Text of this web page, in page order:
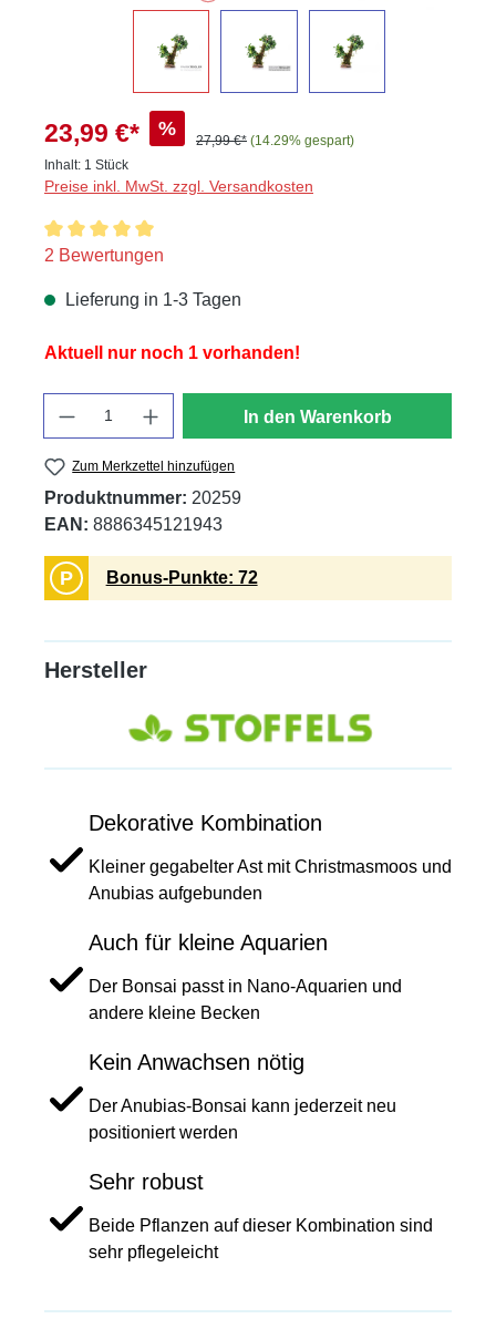
23,99 €* %
27,99 €* (14.29% gespart)
Inhalt: 1 Stück
Preise inkl. MwSt. zzgl. Versandkosten
Durchschnittliche Bewertung von 5 von 5 Sternen
2 Bewertungen
Lieferung in 1-3 Tagen
Aktuell nur noch 1 vorhanden!
In den Warenkorb
Zum Merkzettel hinzufügen
Produktnummer: 20259
EAN: 8886345121943
P Bonus-Punkte: 72
Hersteller
Dekorative Kombination
Kleiner gegabelter Ast mit Christmasmoos und
Anubias aufgebunden
Auch für kleine Aquarien
Der Bonsai passt in Nano-Aquarien und
andere kleine Becken
Kein Anwachsen nötig
Der Anubias-Bonsai kann jederzeit neu
positioniert werden
Sehr robust
Beide Pflanzen auf dieser Kombination sind
sehr pflegeleicht